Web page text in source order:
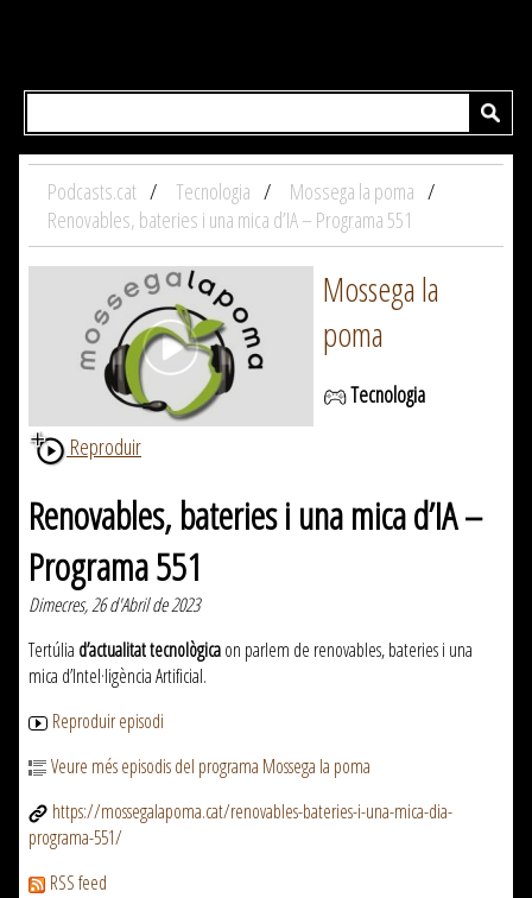
Podcasts.cat Tecnologia
Mossega la poma
Renovables, bateries i una mica d’IA – Programa 551
Mossega la
poma
Tecnologia
Reproduir
Renovables, bateries i una mica d’IA –
Programa 551
Dimecres, 26 d'Abril de 2023
Tertúlia d’actualitat tecnològicaon parlem de renovables, bateries i una
mica d’Intel·ligència Artificial.
Reproduir episodi
Veure més episodis del programa Mossega la poma
https://mossegalapoma.cat/renovables-bateries-i-una-mica-dia-
programa-551/
RSS feed